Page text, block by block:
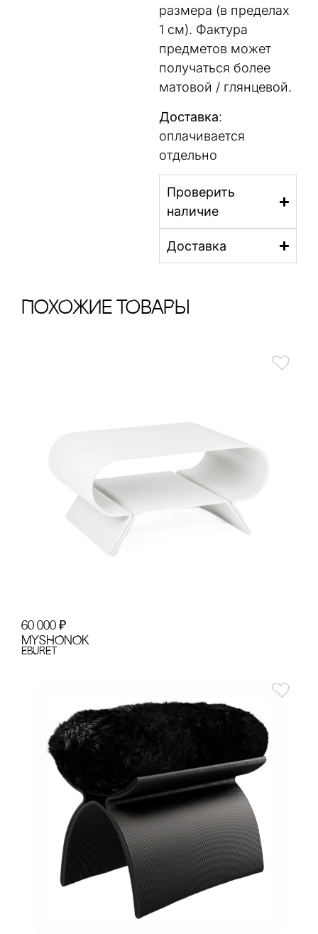
размера (в пределах
1 см). Фактура
предметов может
получаться более
матовой / глянцевой.
Доставка:
оплачивается
отдельно
Проверить
наличие
Доставка
ПохОжИе тОваРы
60 000 ₽
MYSHONOK
EBURET